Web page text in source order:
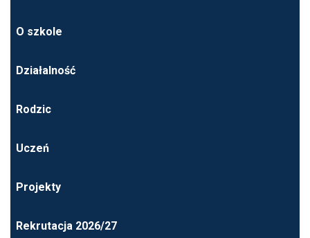
O szkole
Działalność
Rodzic
Uczeń
Projekty
Rekrutacja 2026/27